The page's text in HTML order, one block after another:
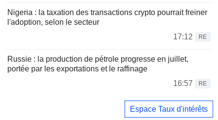
Nigeria : la taxation des transactions crypto pourrait freiner
l'adoption, selon le secteur
17:12
RE
Russie : la production de pétrole progresse en juillet,
portée par les exportations et le raffinage
16:57
RE
Espace Taux d'intérêts